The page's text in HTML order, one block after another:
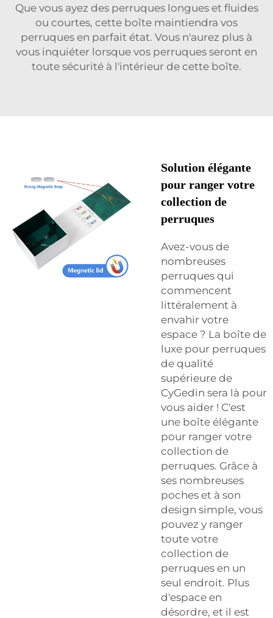
Que vous ayez des perruques longues et fluides
ou courtes, cette boîte maintiendra vos
perruques en parfait état. Vous n'aurez plus à
vous inquiéter lorsque vos perruques seront en
toute sécurité à l'intérieur de cette boîte.
Solution élégante
pour ranger votre
collection de
perruques
Avez-vous de
nombreuses
perruques qui
commencent
littéralement à
envahir votre
espace ? La boîte de
luxe pour perruques
de qualité
supérieure de
CyGedin sera là pour
vous aider ! C'est
une boîte élégante
pour ranger votre
collection de
perruques. Grâce à
ses nombreuses
poches et à son
design simple, vous
pouvez y ranger
toute votre
collection de
perruques en un
seul endroit. Plus
d'espace en
désordre, et il est